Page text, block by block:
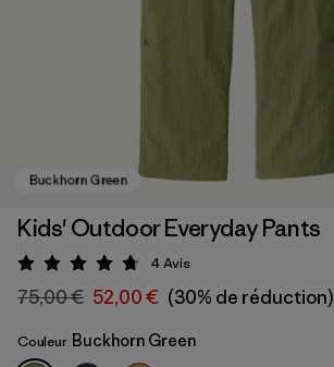
Kids' Outdoor Everyday Pants
Évaluation: 4.8 / 5
4Avis
75,00 € 52,00 € (30% de réduction)
Couleur Buckhorn Green